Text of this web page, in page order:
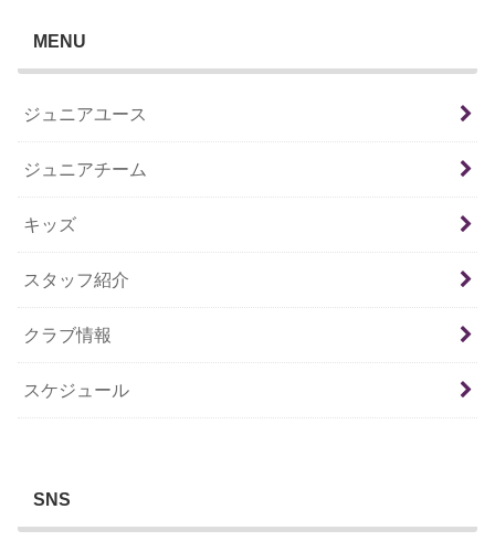
MENU
ジュニアユース
ジュニアチーム
キッズ
スタッフ紹介
クラブ情報
スケジュール
SNS